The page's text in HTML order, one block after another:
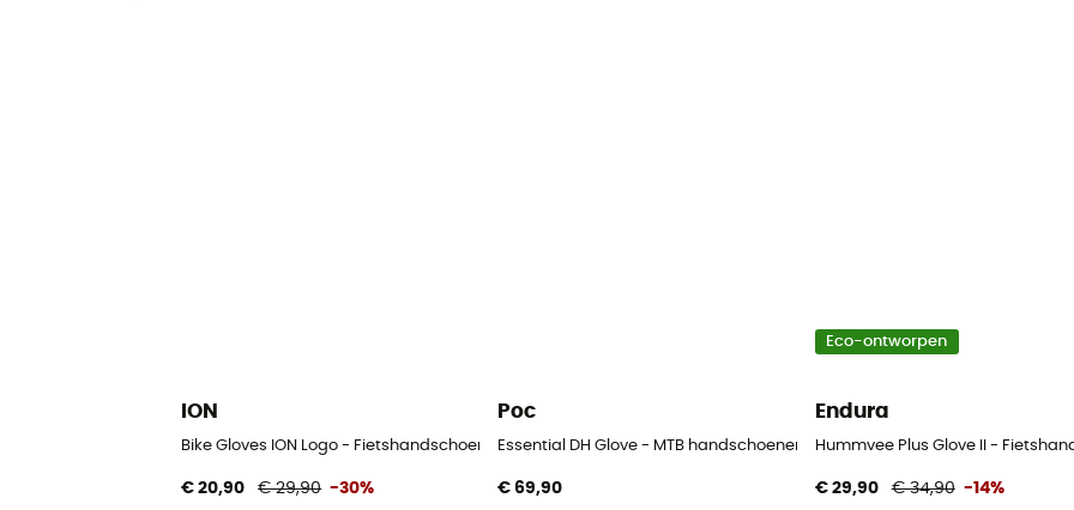
ION
Bike Gloves ION Logo - Fietshandschoenen
€ 20,90 € 29,90 -30%
Poc
Essential DH Glove - MTB handschoenen
€ 69,90
Eco-ontworpen
Endura
Hummvee Plus Glove II -
€ 29,90 € 34,90 -14%